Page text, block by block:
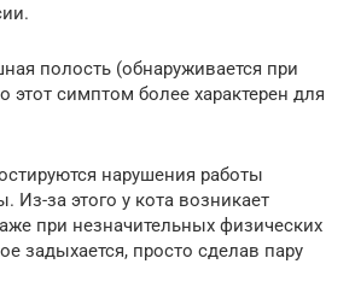
полость (обнаруживается при
симптом более характерен для
нарушения работы
Из-за этого у кота возникает
при незначительных физических
задыхается, просто сделав пару